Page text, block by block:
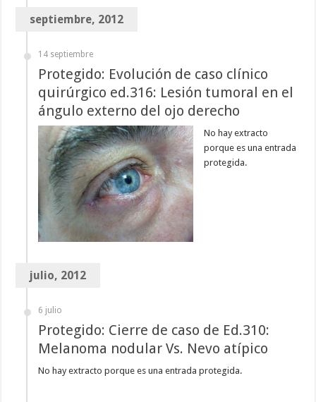
septiembre, 2012
14 septiembre
Protegido: Evolución de caso clínico
quirúrgico ed.316: Lesión tumoral en el
ángulo externo del ojo derecho
No hay extracto
porque es una entrada
protegida.
julio, 2012
6 julio
Protegido: Cierre de caso de Ed.310:
Melanoma nodular Vs. Nevo atípico
No hay extracto porque es una entrada protegida.